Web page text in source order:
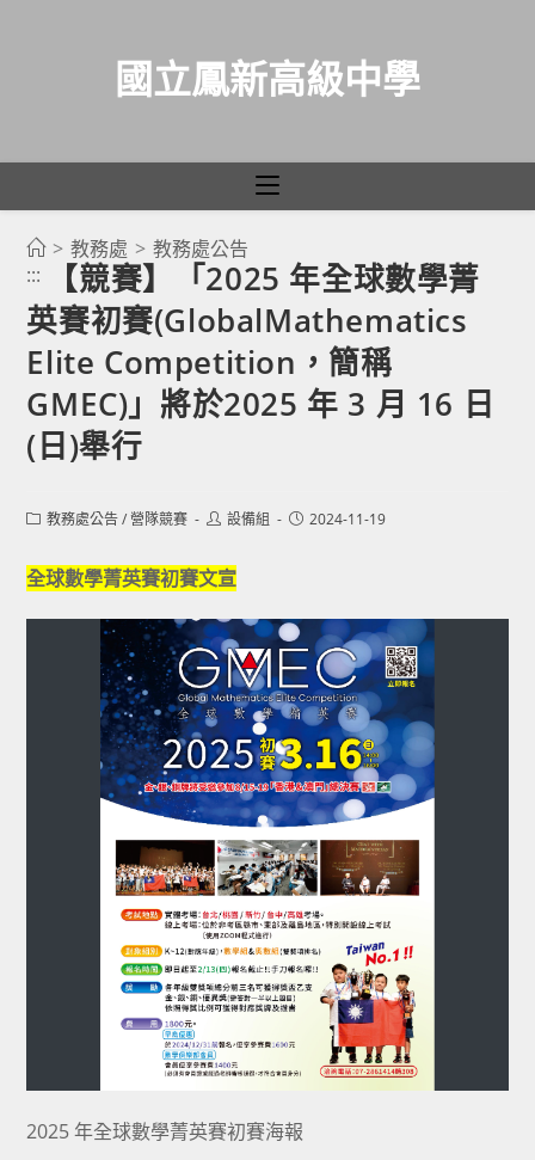
國立鳳新高級中學
> 教務處 > 教務處公告
:::
【競賽】「2025 年全球數學菁
英賽初賽(GlobalMathematics
Elite Competition，簡稱
GMEC)」將於2025 年 3 月 16 日
(日)舉行
Post教務處公告 / 營隊競賽
Post設備組
Post2024-11-19
全球數學菁英賽初賽文宣
2025 年全球數學菁英賽初賽海報